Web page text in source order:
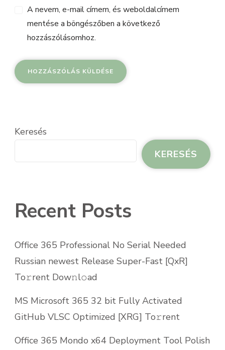
A nevem, e-mail címem, és weboldalcímem
mentése a böngészőben a következő
hozzászólásomhoz.
Keresés
KERESÉS
Recent Posts
Office 365 Professional No Serial Needed
Russian newest Release Super-Fast [QxR]
To𝚛rent Dow𝚗l𝚘ad
MS Microsoft 365 32 bit Fully Activated
GitHub VLSC Optimized [XRG] To𝚛rent
Office 365 Mondo x64 Deployment Tool Polish